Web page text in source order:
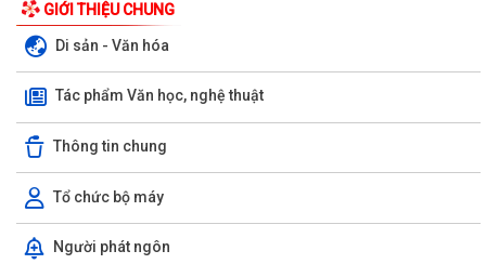
GIỚI THIỆU CHUNG
Di sản - Văn hóa
Tác phẩm Văn học, nghệ thuật
Thông tin chung
Tổ chức bộ máy
Người phát ngôn
bàn xã